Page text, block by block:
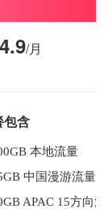
/月
包含
本地流量
中国漫游流量
APAC 15方向